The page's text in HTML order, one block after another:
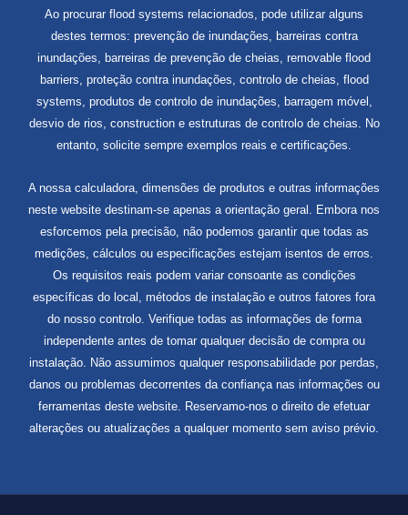
Ao procurar flood systems relacionados, pode utilizar alguns
destes termos: prevenção de inundações, barreiras contra
inundações, barreiras de prevenção de cheias, removable flood
barriers, proteção contra inundações, controlo de cheias, flood
systems, produtos de controlo de inundações, barragem móvel,
desvio de rios, construction e estruturas de controlo de cheias. No
entanto, solicite sempre exemplos reais e certificações.
A nossa calculadora, dimensões de produtos e outras informações
neste website destinam-se apenas a orientação geral. Embora nos
esforcemos pela precisão, não podemos garantir que todas as
medições, cálculos ou especificações estejam isentos de erros.
Os requisitos reais podem variar consoante as condições
específicas do local, métodos de instalação e outros fatores fora
do nosso controlo. Verifique todas as informações de forma
independente antes de tomar qualquer decisão de compra ou
instalação. Não assumimos qualquer responsabilidade por perdas,
danos ou problemas decorrentes da confiança nas informações ou
ferramentas deste website. Reservamo-nos o direito de efetuar
alterações ou atualizações a qualquer momento sem aviso prévio.